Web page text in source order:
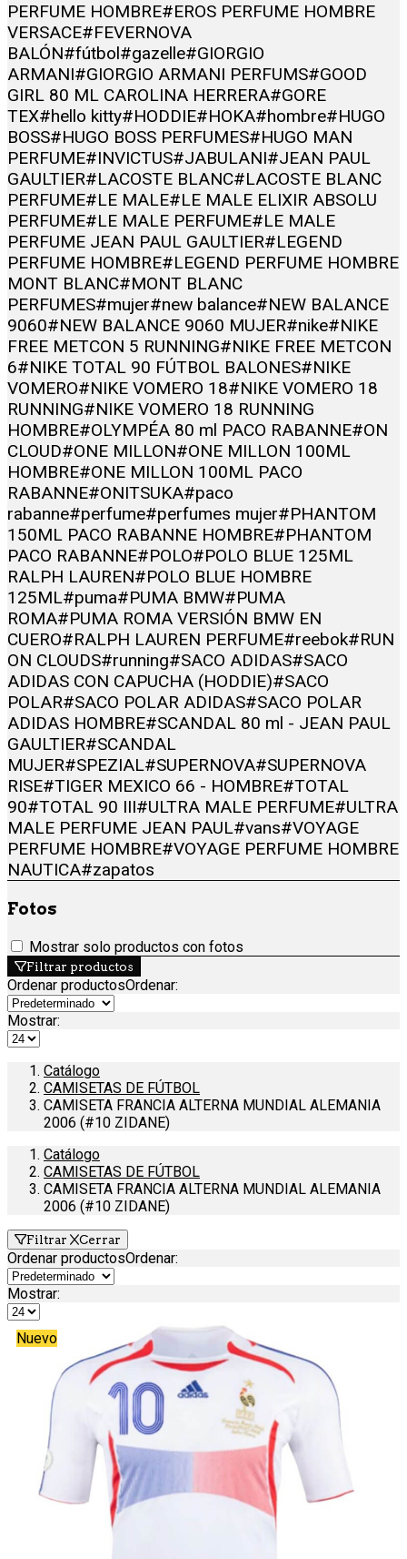
PERFUME HOMBRE#EROS PERFUME HOMBRE
VERSACE#FEVERNOVA
BALÓN#fútbol#gazelle#GIORGIO
ARMANI#GIORGIO ARMANI PERFUMS#GOOD
GIRL 80 ML CAROLINA HERRERA#GORE
TEX#hello kitty#HODDIE#HOKA#hombre#HUGO
BOSS#HUGO BOSS PERFUMES#HUGO MAN
PERFUME#INVICTUS#JABULANI#JEAN PAUL
GAULTIER#LACOSTE BLANC#LACOSTE BLANC
PERFUME#LE MALE#LE MALE ELIXIR ABSOLU
PERFUME#LE MALE PERFUME#LE MALE
PERFUME JEAN PAUL GAULTIER#LEGEND
PERFUME HOMBRE#LEGEND PERFUME HOMBRE
MONT BLANC#MONT BLANC
PERFUMES#mujer#new balance#NEW BALANCE
9060#NEW BALANCE 9060 MUJER#nike#NIKE
FREE METCON 5 RUNNING#NIKE FREE METCON
6#NIKE TOTAL 90 FÚTBOL BALONES#NIKE
VOMERO#NIKE VOMERO 18#NIKE VOMERO 18
RUNNING#NIKE VOMERO 18 RUNNING
HOMBRE#OLYMPÉA 80 ml PACO RABANNE#ON
CLOUD#ONE MILLON#ONE MILLON 100ML
HOMBRE#ONE MILLON 100ML PACO
RABANNE#ONITSUKA#paco
rabanne#perfume#perfumes mujer#PHANTOM
150ML PACO RABANNE HOMBRE#PHANTOM
PACO RABANNE#POLO#POLO BLUE 125ML
RALPH LAUREN#POLO BLUE HOMBRE
125ML#puma#PUMA BMW#PUMA
ROMA#PUMA ROMA VERSIÓN BMW EN
CUERO#RALPH LAUREN PERFUME#reebok#RUN
ON CLOUDS#running#SACO ADIDAS#SACO
ADIDAS CON CAPUCHA (HODDIE)#SACO
POLAR#SACO POLAR ADIDAS#SACO POLAR
ADIDAS HOMBRE#SCANDAL 80 ml - JEAN PAUL
GAULTIER#SCANDAL
MUJER#SPEZIAL#SUPERNOVA#SUPERNOVA
RISE#TIGER MEXICO 66 - HOMBRE#TOTAL
90#TOTAL 90 III#ULTRA MALE PERFUME#ULTRA
MALE PERFUME JEAN PAUL#vans#VOYAGE
PERFUME HOMBRE#VOYAGE PERFUME HOMBRE
NAUTICA#zapatos
Fotos
Mostrar solo productos con fotos
Filtrar productos
Ordenar productosOrdenar:
Mostrar:
Catálogo
CAMISETAS DE FÚTBOL
CAMISETA FRANCIA ALTERNA MUNDIAL ALEMANIA
2006 (#10 ZIDANE)
Catálogo
CAMISETAS DE FÚTBOL
CAMISETA FRANCIA ALTERNA MUNDIAL ALEMANIA
2006 (#10 ZIDANE)
Filtrar Cerrar
Ordenar productosOrdenar:
Mostrar:
Nuevo